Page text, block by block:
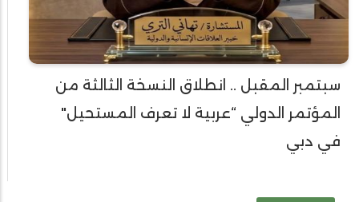
سبتمبر المقبل .. انطلاق النسخة الثالثة من
المؤتمر الدولي “عربية لا تعرف المستحيل"
في دبي